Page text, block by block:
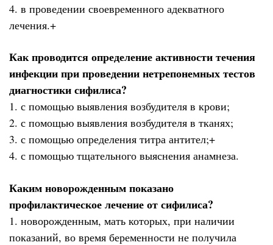
4. в проведении своевременного адекватного
лечения.+
Как проводится определение активности течения
инфекции при проведении нетрепонемных тестов
диагностики сифилиса?
1. с помощью выявления возбудителя в крови;
2. с помощью выявления возбудителя в тканях;
3. с помощью определения титра антител;+
4. с помощью тщательного выяснения анамнеза.
Каким новорожденным показано
профилактическое лечение от сифилиса?
1. новорожденным, мать которых, при наличии
показаний, во время беременности не получила